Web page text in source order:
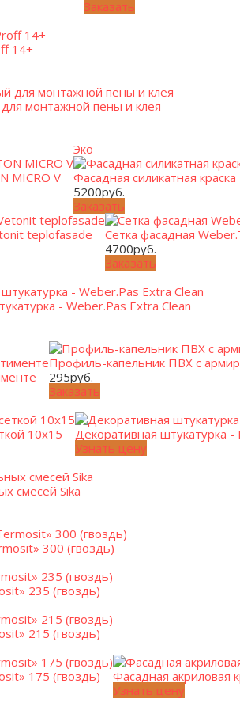
Заказать
14+
монтажной пены и клея
MICRO V
Эко
Фасадная силикатная
5200руб.
Заказать
teplofasade
Сетка фасадная
4700руб.
Заказать
- Weber.Pas Extra Clean
Профиль-капельник ПВХ с
295руб.
Заказать
10х15
Декоративная штукатурка -
Узнать цену
смесей Sika
300 (гвоздь)
235 (гвоздь)
215 (гвоздь)
175 (гвоздь)
Фасадная акриловая
Узнать цену